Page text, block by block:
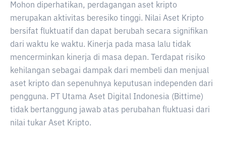
Mohon diperhatikan, perdagangan aset kripto
merupakan aktivitas beresiko tinggi. Nilai Aset Kripto
bersifat fluktuatif dan dapat berubah secara signifikan
dari waktu ke waktu. Kinerja pada masa lalu tidak
mencerminkan kinerja di masa depan. Terdapat risiko
kehilangan sebagai dampak dari membeli dan menjual
aset kripto dan sepenuhnya keputusan independen dari
pengguna. PT Utama Aset Digital Indonesia (Bittime)
tidak bertanggung jawab atas perubahan fluktuasi dari
nilai tukar Aset Kripto.